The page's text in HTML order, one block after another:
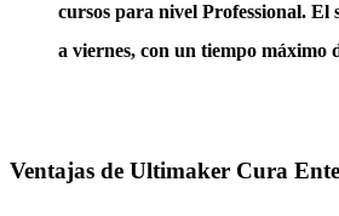
cursos para nivel Professional. El
a viernes, con un tiempo máximo
Ventajas de Ultimaker Cura